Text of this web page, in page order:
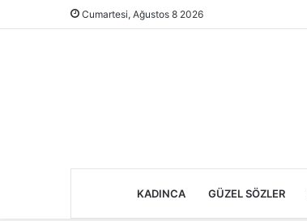
Cumartesi, Ağustos 8 2026
KADINCA GÜZEL SÖZLER